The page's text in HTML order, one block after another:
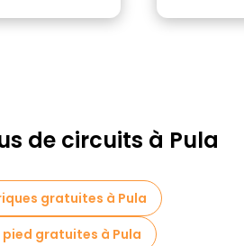
de circuits à Pula
gratuites à Pula
gratuites à Pula